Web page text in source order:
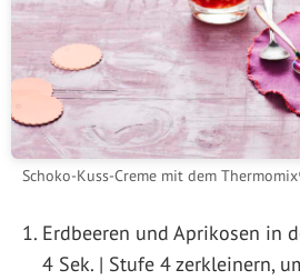
Schoko-Kuss-Creme mit dem
Erdbeeren und Aprikosen in
4 Sek. | Stufe 4 zerkleinern,